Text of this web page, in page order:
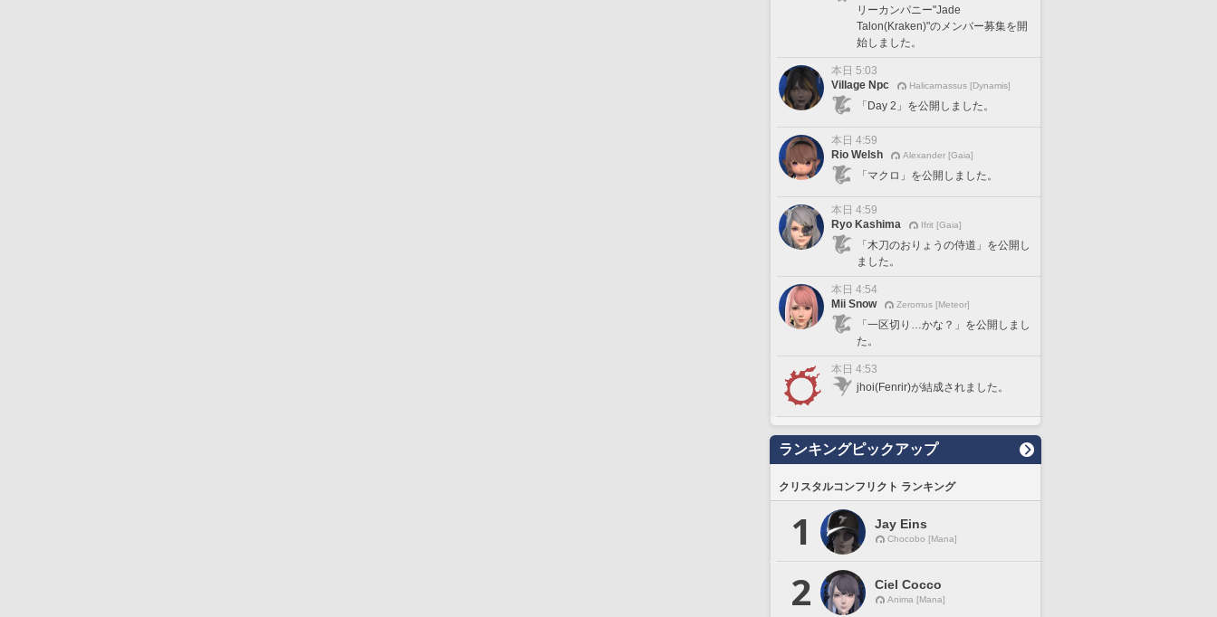
リーカンパニー"Jade
Talon(Kraken)"のメンバー募集を開
始しました。
本日 5:03
Village Npc
Halicarnassus [Dynamis]
「Day 2」を公開しました。
本日 4:59
Rio Welsh
Alexander [Gaia]
「マクロ」を公開しました。
本日 4:59
Ryo Kashima
Ifrit [Gaia]
「木刀のおりょうの侍道」を公開し
ました。
本日 4:54
Mii Snow
Zeromus [Meteor]
「一区切り…かな？」を公開しまし
た。
本日 4:53
jhoi(Fenrir)が結成されました。
ランキングピックアップ
クリスタルコンフリクト ランキング
1 Jay Eins
Chocobo [Mana]
2 Ciel Cocco
Anima [Mana]